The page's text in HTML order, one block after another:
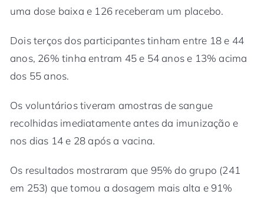
uma dose baixa e 126 receberam um placebo.
Dois terços dos participantes tinham entre 18 e 44
anos, 26% tinha entram 45 e 54 anos e 13% acima
dos 55 anos.
Os voluntários tiveram amostras de sangue
recolhidas imediatamente antes da imunização e
nos dias 14 e 28 após a vacina.
Os resultados mostraram que 95% do grupo (241
em 253) que tomou a dosagem mais alta e 91%